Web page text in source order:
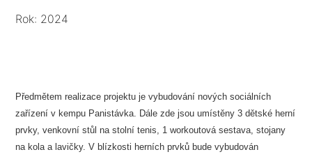
Rok: 2024
Předmětem realizace projektu je vybudování nových sociálních
zařízení v kempu Panistávka. Dále zde jsou umístěny 3 dětské herní
prvky, venkovní stůl na stolní tenis, 1 workoutová sestava, stojany
na kola a lavičky. V blízkosti herních prvků bude vybudován